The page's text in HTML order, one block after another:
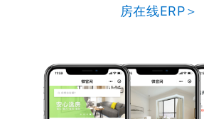
房在线ERP＞